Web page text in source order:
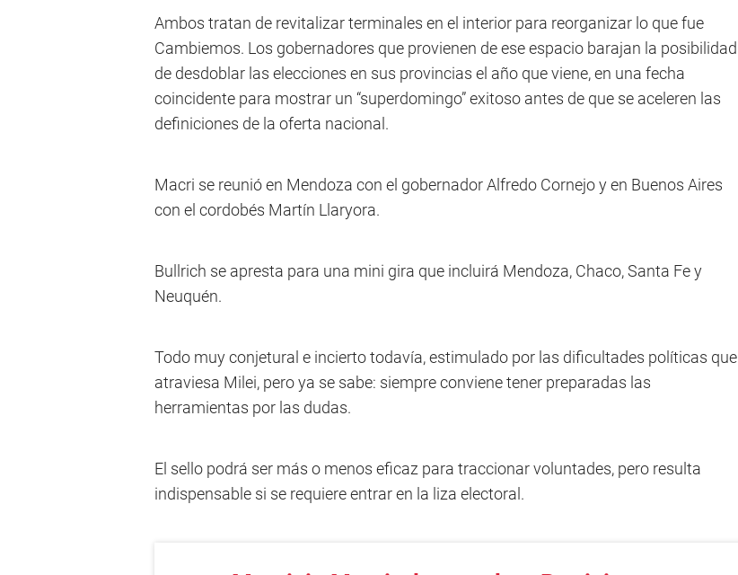
Ambos tratan de revitalizar terminales en el interior para reorganizar lo que fue
Cambiemos. Los gobernadores que provienen de ese espacio barajan la posibilidad
de desdoblar las elecciones en sus provincias el año que viene, en una fecha
coincidente para mostrar un “superdomingo” exitoso antes de que se aceleren las
definiciones de la oferta nacional.
Macri se reunió en Mendoza con el gobernador Alfredo Cornejo y en Buenos Aires
con el cordobés Martín Llaryora.
Bullrich se apresta para una mini gira que incluirá Mendoza, Chaco, Santa Fe y
Neuquén.
Todo muy conjetural e incierto todavía, estimulado por las dificultades políticas que
atraviesa Milei, pero ya se sabe: siempre conviene tener preparadas las
herramientas por las dudas.
El sello podrá ser más o menos eficaz para traccionar voluntades, pero resulta
indispensable si se requiere entrar en la liza electoral.